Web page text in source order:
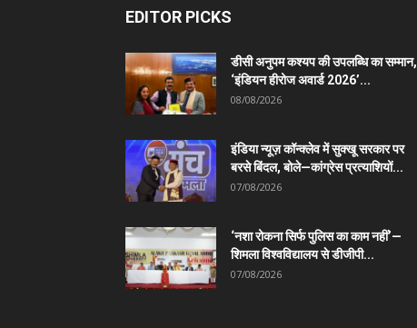
EDITOR PICKS
डीसी अनुपम कश्यप की उपलब्धि का सम्मान,
‘इंडियन हीरोज अवार्ड 2026’...
08/08/2026
इंडिया न्यूज़ कॉन्क्लेव में सुक्खू सरकार पर
बरसे बिंदल, बोले—कांग्रेस प्रत्याशियों...
07/08/2026
‘नशा रोकना सिर्फ पुलिस का काम नहीं’—
शिमला विश्वविद्यालय से डीजीपी...
07/08/2026